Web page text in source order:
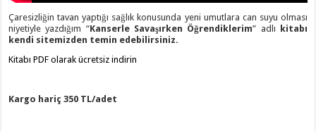
Çaresizliğin tavan yaptığı sağlık konusunda yeni umutlara can suyu olması
niyetiyle yazdığım “Kanserle Savaşırken Öğrendiklerim” adlı kitabı
kendi sitemizden temin edebilirsiniz.
Kitabı PDF olarak ücretsiz indirin
Kargo hariç 350 TL/adet